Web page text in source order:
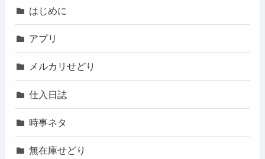
はじめに
アプリ
メルカリせどり
仕入日誌
時事ネタ
無在庫せどり